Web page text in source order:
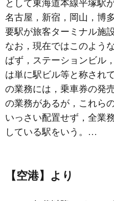
として東海道本線平塚駅
名古屋，新宿，岡山，博
要駅が旅客ターミナル施
なお，現在ではこのよう
ばず，ステーションビル
は単に駅ビル等と称され
の業務には，乗車券の発
の業務があるが，これら
いっさい配置せず，全業
している駅をいう。…
【空港】より